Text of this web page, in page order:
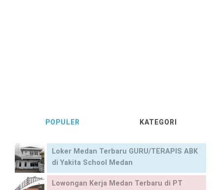
POPULER KATEGORI
Loker Medan Terbaru GURU/TERAPIS ABK
di Yakita School Medan
Lowongan Kerja Medan Terbaru di PT